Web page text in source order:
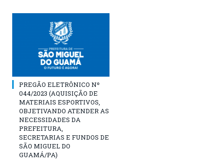
PREGÃO ELETRÔNICO Nº
044/2023 (AQUISIÇÃO DE
MATERIAIS ESPORTIVOS,
OBJETIVANDO ATENDER AS
NECESSIDADES DA
PREFEITURA,
SECRETARIAS E FUNDOS DE
SÃO MIGUEL DO
GUAMÁ/PA)